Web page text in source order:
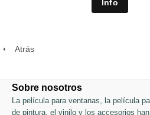
Atrás
Sobre nosotros
La película para ventanas, la película
de pintura, el vinilo y los accesorios